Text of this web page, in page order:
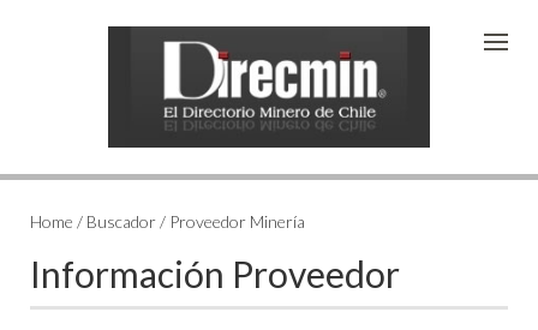
Home / Buscador / Proveedor Minería
Información Proveedor